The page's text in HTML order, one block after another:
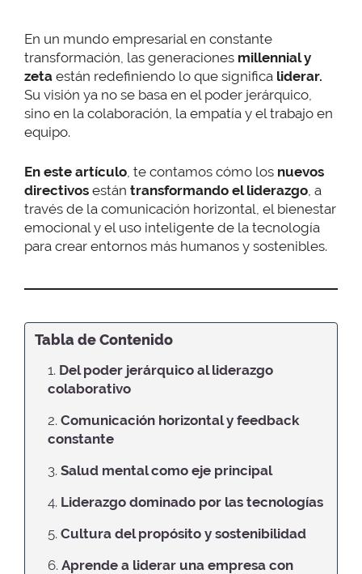
En un mundo empresarial en constante
transformación, las generaciones millennial y
zeta están redefiniendo lo que significa liderar.
Su visión ya no se basa en el poder jerárquico,
sino en la colaboración, la empatía y el trabajo en
equipo.
En este artículo , te contamos cómo los nuevos
directivos están transformando el liderazgo , a
través de la comunicación horizontal, el bienestar
emocional y el uso inteligente de la tecnología
para crear entornos más humanos y sostenibles.
Tabla de Contenido
1. Del poder jerárquico al liderazgo
colaborativo
2. Comunicación horizontal y feedback
constante
3. Salud mental como eje principal
4. Liderazgo dominado por las tecnologías
5. Cultura del propósito y sostenibilidad
6. Aprende a liderar una empresa con